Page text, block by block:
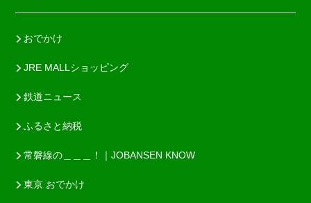
おでかけ
JRE MALLショッピング
鉄道ニュース
ふるさと納税
常磐線の＿＿＿！｜JOBANSEN KNOW
東京 おでかけ